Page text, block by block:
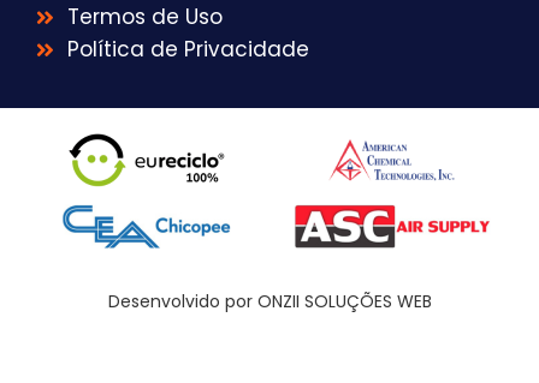
Termos de Uso
Política de Privacidade
Desenvolvido por ONZII SOLUÇÕES WEB